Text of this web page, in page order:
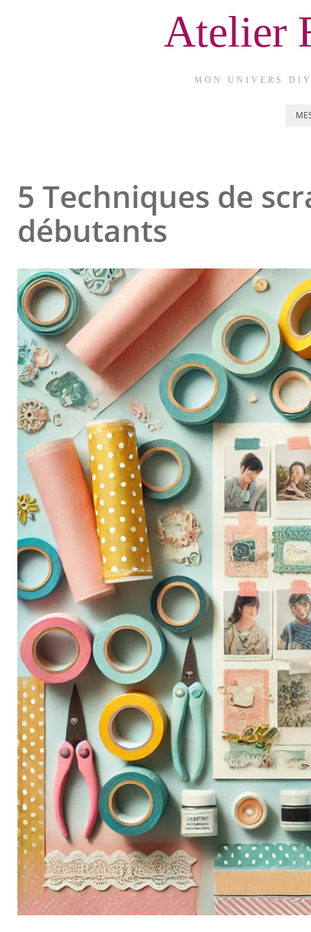
Atelier
MON UNIVERS
5 Techniques de
débutants